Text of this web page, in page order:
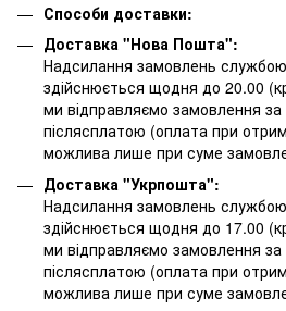
Способи доставки:
Доставка "Нова Пошта":
Надсилання замовлень
здійснюється щодня до 20.00
ми відправляємо замовлення
післясплатою (оплата при
можлива лише при суме
Доставка "Укрпошта":
Надсилання замовлень
здійснюється щодня до 17.00
ми відправляємо замовлення
післясплатою (оплата при
можлива лише при суме